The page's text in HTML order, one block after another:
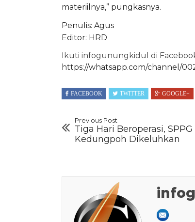
materiilnya,” pungkasnya.
Penulis: Agus
Editor: HRD
Ikuti infogunungkidul di
https://whatsapp.com/channel/
FACEBOOK TWITTER GOOGLE+
Previous Post
Tiga Hari Beroperasi, SPPG
Kedungpoh Dikeluhkan